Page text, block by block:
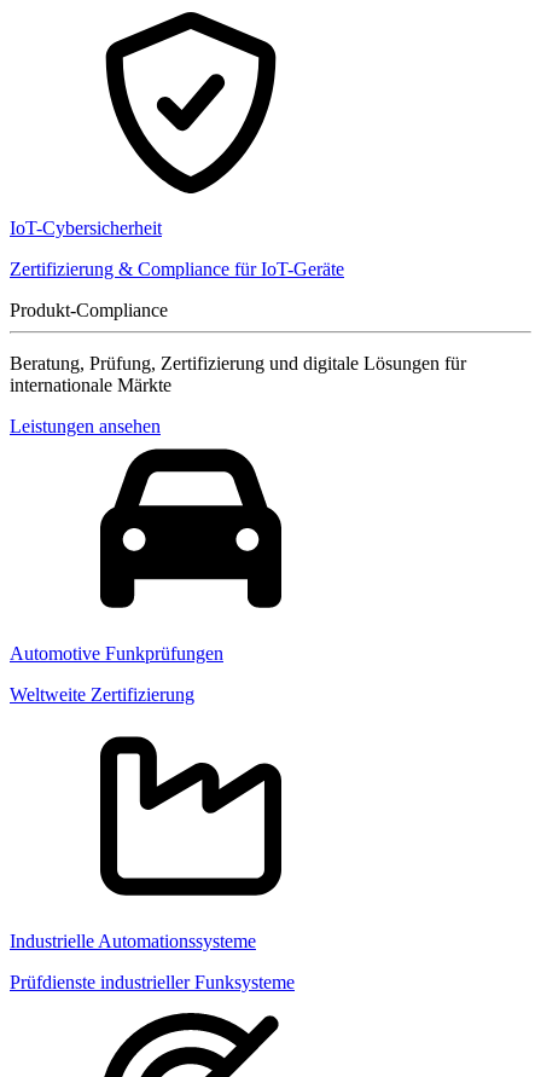
IoT-Cybersicherheit
Zertifizierung & Compliance für IoT-Geräte
Produkt-Compliance
Beratung, Prüfung, Zertifizierung und digitale Lösungen für
internationale Märkte
Leistungen ansehen
Automotive Funkprüfungen
Weltweite Zertifizierung
Industrielle Automationssysteme
Prüfdienste industrieller Funksysteme